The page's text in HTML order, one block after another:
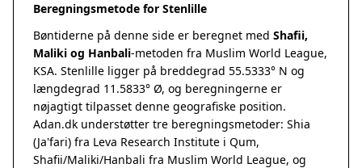
Beregningsmetode for Stenlille
Bøntiderne på denne side er beregnet med Shafii,
Maliki og Hanbali-metoden fra Muslim World League,
KSA. Stenlille ligger på breddegrad 55.5333° N og
længdegrad 11.5833° Ø, og beregningerne er
nøjagtigt tilpasset denne geografiske position.
Adan.dk understøtter tre beregningsmetoder: Shia
(Ja'fari) fra Leva Research Institute i Qum,
Shafii/Maliki/Hanbali fra Muslim World League, og